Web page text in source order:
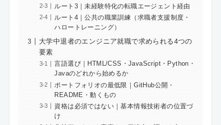
ルート3｜未経験特化の転職エージェント経由
ルート4｜公共の職業訓練（求職者支援制度・
ハロートレーニング）
大学中退者のエンジニア就職で求められる4つの
要素
言語選び｜HTML/CSS・JavaScript・Python・
Javaのどれから始めるか
ポートフォリオの最低限｜GitHub公開・
README・動くもの
資格は必須ではない｜基本情報技術者の位置づ
け